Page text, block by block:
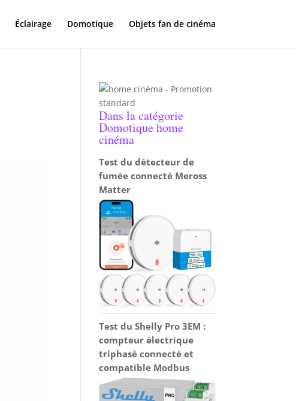
Éclairage Domotique Objets fan de cinéma
Dans la catégorie
Domotique home
cinéma
Test du détecteur de
fumée connecté Meross
Matter
Test du Shelly Pro 3EM :
compteur électrique
triphasé connecté et
compatible Modbus